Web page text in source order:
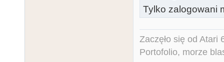
Tylko zalogowani
Zaczęło się od
Portofolio, morze